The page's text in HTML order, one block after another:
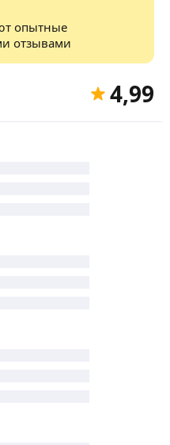
опытные
отзывами
4,99